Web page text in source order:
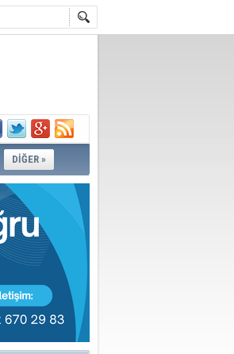
DİĞER »